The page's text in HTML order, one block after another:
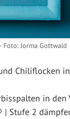
Foto: Jorma Gottwald
Chiliflocken
in
| Stufe 2